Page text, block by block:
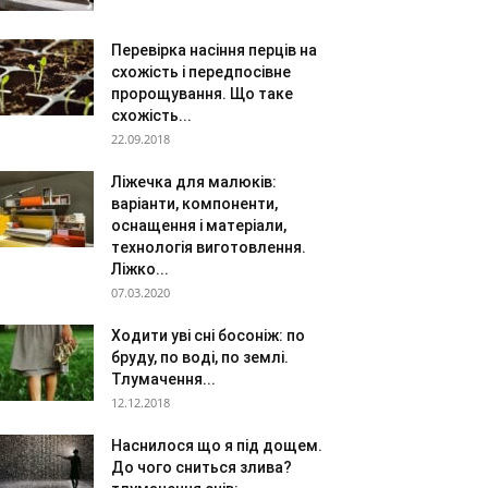
Перевірка насіння перців на
схожість і передпосівне
пророщування. Що таке
схожість...
22.09.2018
Ліжечка для малюків:
варіанти, компоненти,
оснащення і матеріали,
технологія виготовлення.
Ліжко...
07.03.2020
Ходити уві сні босоніж: по
бруду, по воді, по землі.
Тлумачення...
12.12.2018
Наснилося що я під дощем.
До чого сниться злива?